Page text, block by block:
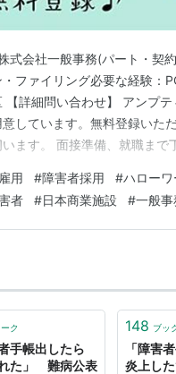
障害者手帳の新設しよう
shogai/ido-
式会社一般事務(パート・契
ファイリング必要な経験：
詳細問い合わせ】 アンプ
しています。無料登録いた
ます。 面接準備、就職まで
用 #障害者採用 #ハローワ
者 #日本商業施設 #一般事
ク
手帳出したら
れた」 難病公表
148 ブッ
「障害
炎上し